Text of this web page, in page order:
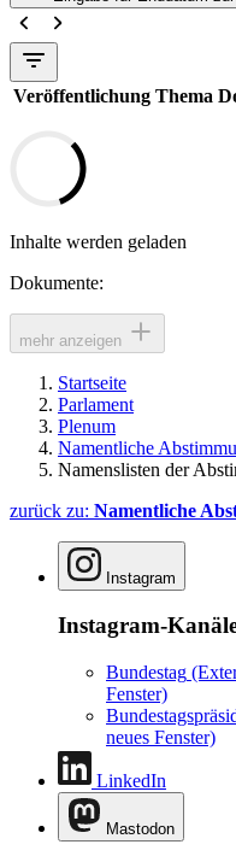
Veröffentlichung Thema
Inhalte werden geladen
Dokumente:
mehr anzeigen
Startseite
Parlament
Plenum
Namentliche
Namenslisten der
zurück zu: Namentliche
Instagram
Instagram-
Bundestag
Fenster)
neues Fenster)
LinkedIn
Mastodon